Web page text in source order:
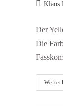
Klaus
Der
Die